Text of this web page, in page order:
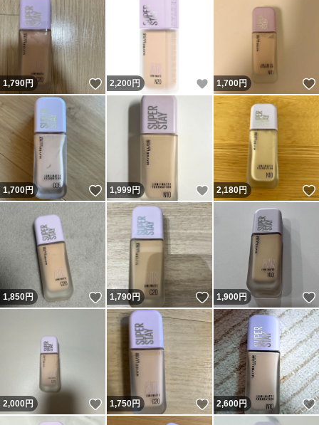
1,790円 いいね！
2,200 円 いいね！
1,700円
1,700円 いいね！
1,999円 いいね！
2,180円
1,850円 いいね！
1,790円 いいね！
1,900円
2,000円 いいね！
1,750円 いいね！
2,600円